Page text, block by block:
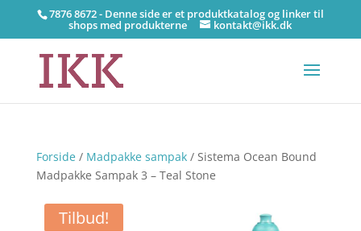
7876 8672 - Denne side er et produktkatalog og linker til
shops med produkterne kontakt@ikk.dk
Forside/ Madpakke sampak/ Sistema Ocean Bound
Madpakke Sampak 3 – Teal Stone
Tilbud!